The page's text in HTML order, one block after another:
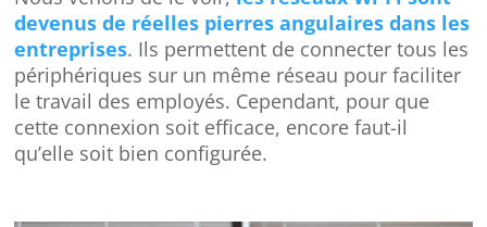
devenus de réelles pierres angulaires dans les
entreprises. Ils permettent de connecter tous les
périphériques sur un même réseau pour faciliter
le travail des employés. Cependant, pour que
cette connexion soit efficace, encore faut-il
qu’elle soit bien configurée.